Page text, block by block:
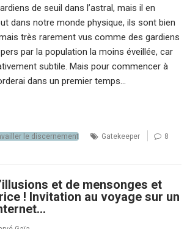
de seuil dans l’astral, mais il en
dans notre monde physique, ils sont bien
très rarement vus comme des gardiens
par la population la moins éveillée, car
subtile. Mais pour commencer à
dans un premier temps…
le discernement Gatekeeper
8
et de mensonges et
! Invitation au voyage sur un